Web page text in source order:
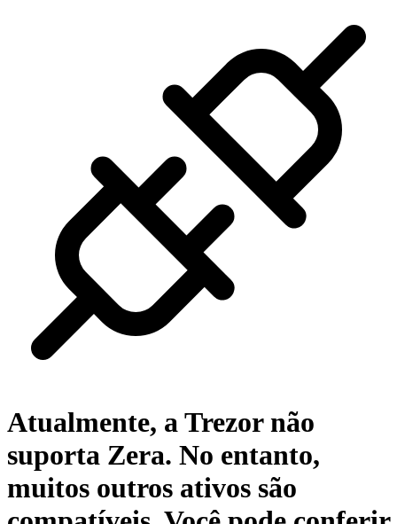
Atualmente, a Trezor não
suporta Zera. No entanto,
muitos outros ativos são